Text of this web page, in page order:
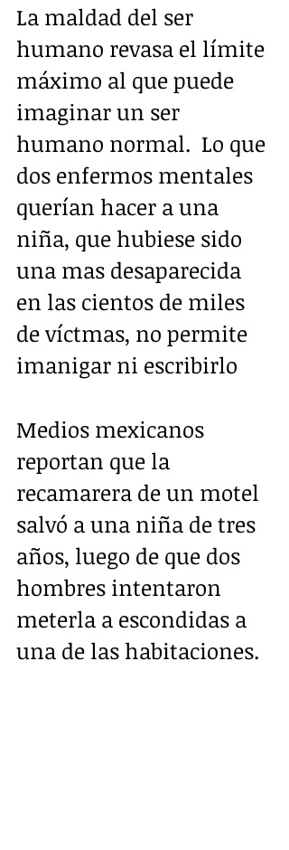
La maldad del ser
humano revasa el límite
máximo al que puede
imaginar un ser
humano normal.  Lo que
dos enfermos mentales
querían hacer a una
niña, que hubiese sido
una mas desaparecida
en las cientos de miles
de víctmas, no permite
imanigar ni escribirlo
Medios mexicanos
reportan que la
recamarera de un motel
salvó a una niña de tres
años, luego de que dos
hombres intentaron
meterla a escondidas a
una de las habitaciones.